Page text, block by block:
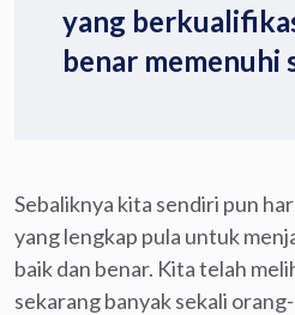
yang
benar memenuhi
Sebaliknya kita sendiri pun
yang lengkap pula untuk
baik dan benar. Kita telah
sekarang banyak sekali